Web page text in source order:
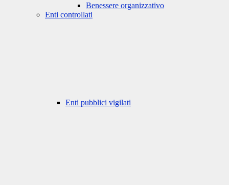
Benessere organizzativo
Enti controllati
Enti pubblici vigilati